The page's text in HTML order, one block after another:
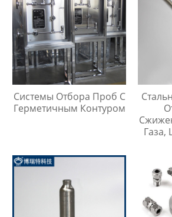
Системы Отбора Проб С
Герметичным Контуром
Газа,